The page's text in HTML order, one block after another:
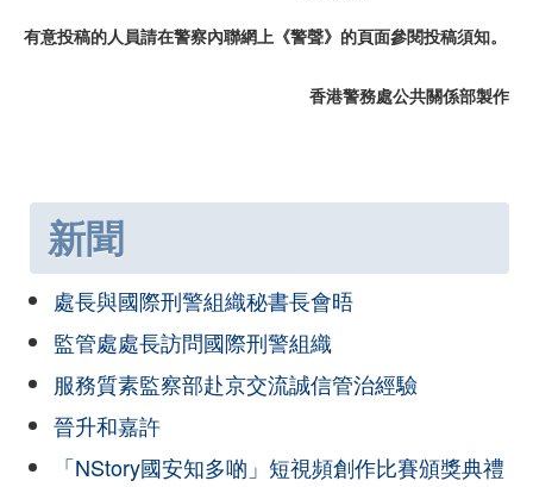
有意投稿的人員請在警察內聯網上《警聲》的頁面參閱投稿須知。
香港警務處公共關係部製作
新聞
處長與國際刑警組織秘書長會晤
監管處處長訪問國際刑警組織
服務質素監察部赴京交流誠信管治經驗
晉升和嘉許
「NStory國安知多啲」短視頻創作比賽頒獎典禮